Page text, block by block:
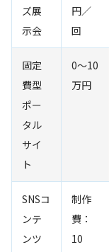
ズ展
示会
円／
回
固定
費型
ポー
タル
サイ
ト
0〜10
万円
SNSコ
ンテ
ンツ
制作
費：
10